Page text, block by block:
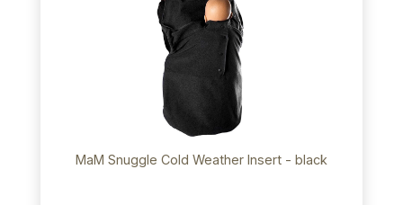
MaM Snuggle Cold Weather Insert - black